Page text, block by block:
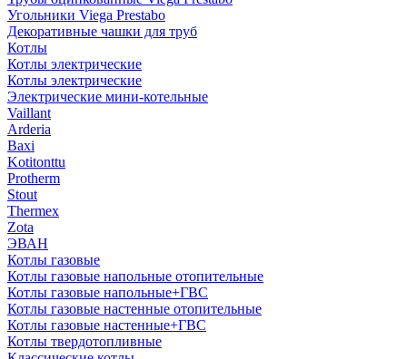
Угольники Viega Prestabo
Декоративные чашки для труб
Котлы
Котлы электрические
Котлы электрические
Электрические мини-котельные
Vaillant
Arderia
Baxi
Kotitonttu
Protherm
Stout
Thermex
Zota
ЭВАН
Котлы газовые
Котлы газовые напольные отопительные
Котлы газовые напольные+ГВС
Котлы газовые настенные отопительные
Котлы газовые настенные+ГВС
Котлы твердотопливные